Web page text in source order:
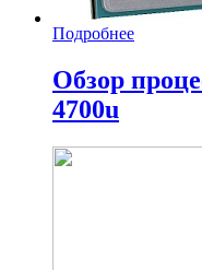
Подробнее
Обзор
4700u